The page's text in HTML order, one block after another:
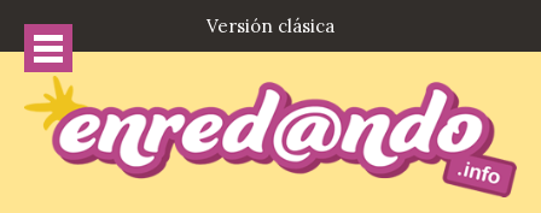
Versión clásica